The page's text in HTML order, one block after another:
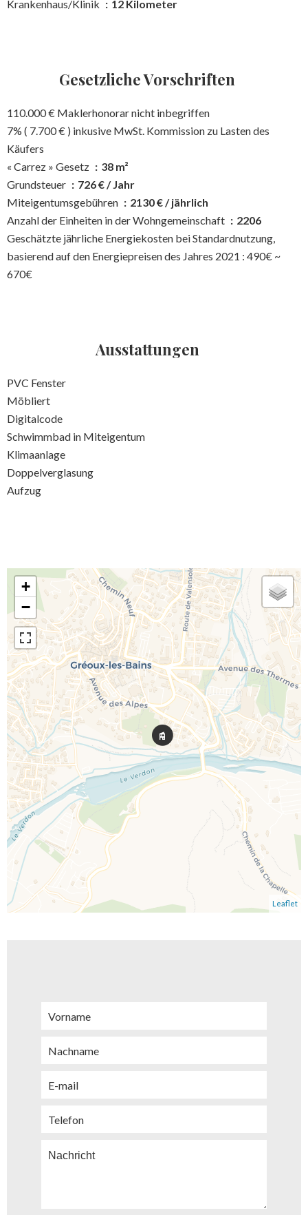
Krankenhaus/Klinik 12 Kilometer
Gesetzliche Vorschriften
110.000 € Maklerhonorar nicht inbegriffen
7% ( 7.700 € ) inkusive MwSt. Kommission zu Lasten des
Käufers
« Carrez » Gesetz
38 m²
Grundsteuer
726 € / Jahr
Miteigentumsgebühren
2130 € / jährlich
Anzahl der Einheiten in der Wohngemeinschaft
2206
Geschätzte jährliche Energiekosten bei Standardnutzung,
basierend auf den Energiepreisen des Jahres 2021 : 490€ ~
670€
Ausstattungen
PVC Fenster
Möbliert
Digitalcode
Schwimmbad in Miteigentum
Klimaanlage
Doppelverglasung
Aufzug
+
−
Leaflet